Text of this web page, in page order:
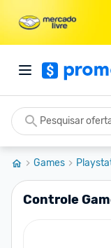
Games
Controle